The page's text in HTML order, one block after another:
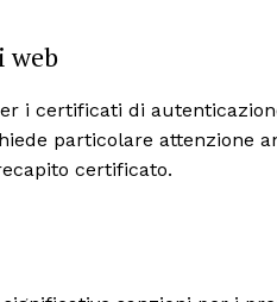
web
i certificati di
particolare attenzione
certificato.